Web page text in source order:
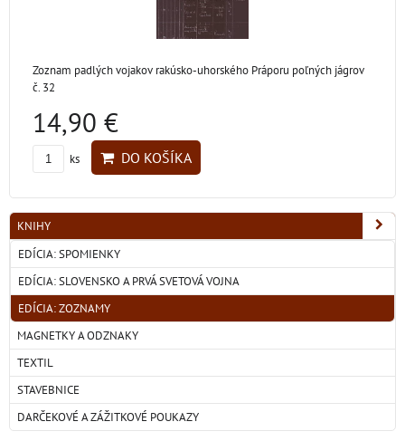
Zoznam padlých vojakov rakúsko-uhorského Práporu poľných jágrov
č. 32
14,90 €
ks DO KOŠÍKA
KNIHY
EDÍCIA: SPOMIENKY
EDÍCIA: SLOVENSKO A PRVÁ SVETOVÁ VOJNA
EDÍCIA: ZOZNAMY
MAGNETKY A ODZNAKY
TEXTIL
STAVEBNICE
DARČEKOVÉ A ZÁŽITKOVÉ POUKAZY